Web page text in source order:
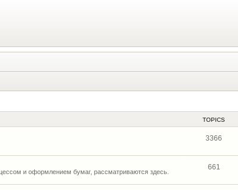
TOPICS
3366
и оформлением бумаг, рассматриваются здесь.
661